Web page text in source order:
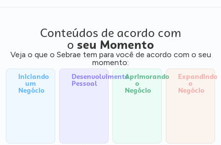
Conteúdos de acordo com
o seu Momento
Veja o que o Sebrae tem para você de acordo com o seu
momento:
Iniciando
um
Negócio
Desenvolvimento
Pessoal
Aprimorando
o
Negócio
Expandindo
o
Negócio